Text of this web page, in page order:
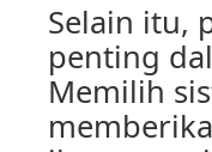
Selain itu,
penting
Memilih